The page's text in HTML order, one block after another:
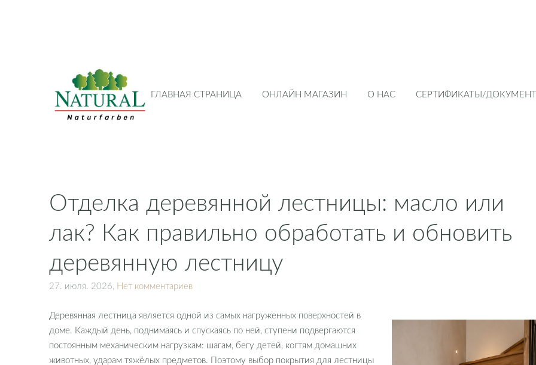
ГЛАВНАЯ СТРАНИЦА ОНЛАЙН МАГАЗИН О НАС СЕРТИФИКАТЫ/
Отделка деревянной лестницы: масло или
лак? Как правильно обработать и обновить
деревянную лестницу
27. июля. 2026, Нет комментариев
Деревянная лестница является одной из самых нагруженных поверхностей в
доме. Каждый день, поднимаясь и спускаясь по ней, ступени подвергаются
постоянным механическим нагрузкам: шагам, бегу детей, когтям домашних
животных, ударам тяжёлых предметов. Поэтому выбор покрытия для лестницы